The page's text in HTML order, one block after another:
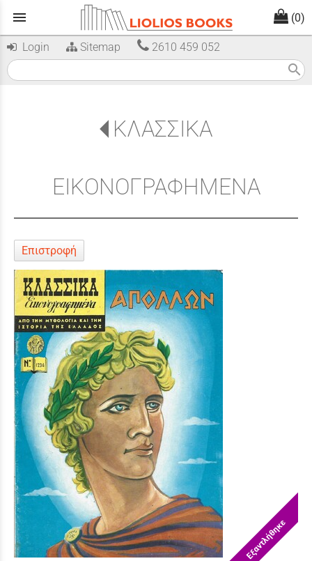
menu (0)
Login Sitemap 2610 459 052
search
ΚΛΑΣΣΙΚΑ
ΕΙΚΟΝΟΓΡΑΦΗΜΕΝΑ
Επιστροφή
Εξαντλήθηκε